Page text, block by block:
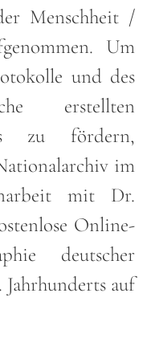
Menschheit /
Um
und des
erstellten
zu fördern,
im
mit Dr.
Online-
deutscher
auf